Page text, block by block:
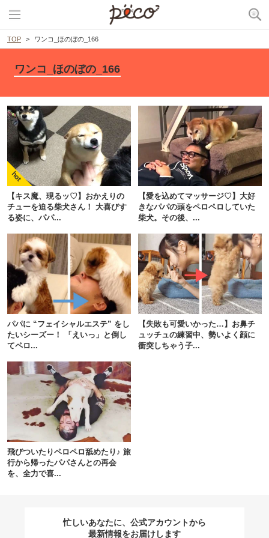
TOP ワンコ_ほのぼの_166
ワンコ_ほのぼの_166
【キス魔、現るッ♡】おかえりの
チューを迫る柴犬さん！ 大喜びす
る姿に、パパ...
【愛を込めてマッサージ♡】大好
きなパパの頭をペロペロしていた
柴犬。その後、...
パパに “フェイシャルエステ” をし
たいシーズー！ 「えいっ」と倒し
てペロ...
【失敗も可愛いかった…】お鼻チ
ュッチュの練習中、勢いよく顔に
衝突しちゃう子...
飛びついたりペロペロ舐めたり♪ 旅
行から帰ったパパさんとの再会
を、全力で喜...
忙しいあなたに、公式アカウントから
最新情報をお届けします
閉じる
pecodogs
いぬ部をフォロー
アプリで開く
アプリをダウンロードする